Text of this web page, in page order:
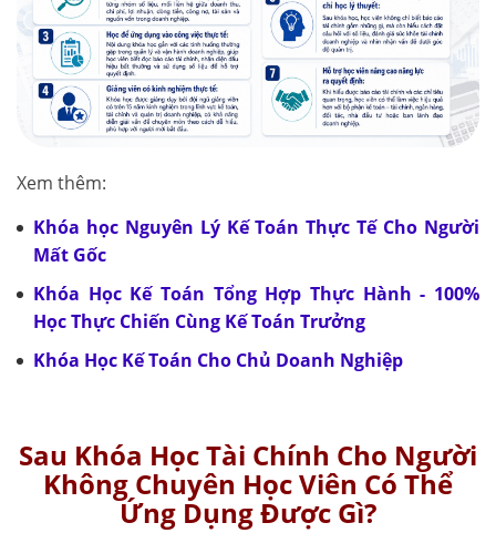
Xem thêm:
Khóa học Nguyên Lý Kế Toán Thực Tế Cho Người
Mất Gốc
Khóa Học Kế Toán Tổng Hợp Thực Hành - 100%
Học Thực Chiến Cùng Kế Toán Trưởng
Khóa Học Kế Toán Cho Chủ Doanh Nghiệp
Sau Khóa Học Tài Chính Cho Người
Không Chuyên Học Viên Có Thể
Ứng Dụng Được Gì?